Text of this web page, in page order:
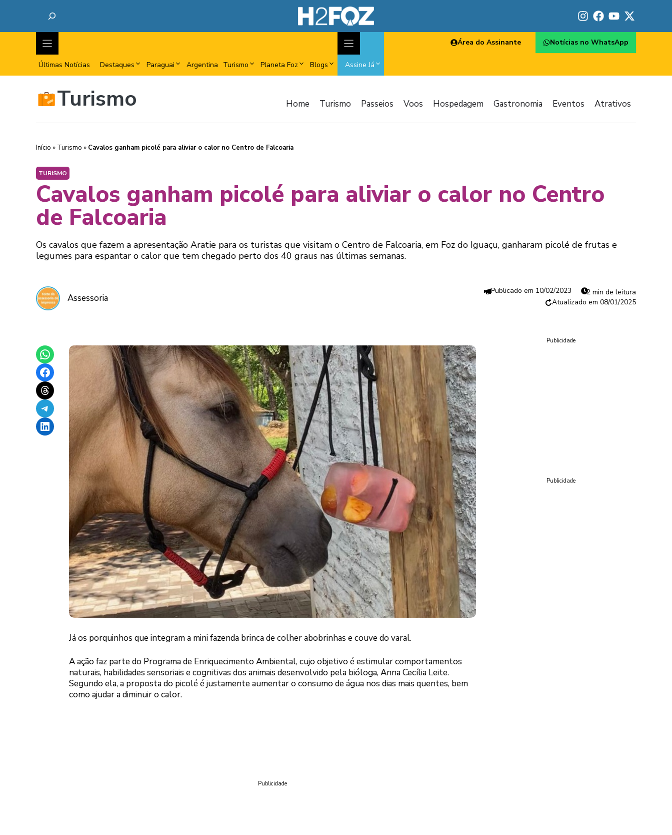
Últimas Notícias Destaques Paraguai Argentina Turismo Planeta Foz Blogs Assine Já
Área do Assinante Notícias no WhatsApp
Turismo Home Turismo Passeios Voos Hospedagem Gastronomia Eventos Atrativos
Início » Turismo » Cavalos ganham picolé para aliviar o calor no Centro de Falcoaria
TURISMO
Cavalos ganham picolé para aliviar o calor no Centro
de Falcoaria
Os cavalos que fazem a apresentação Aratie para os turistas que visitam o Centro de Falcoaria, em Foz do Iguaçu, ganharam picolé de frutas e
legumes para espantar o calor que tem chegado perto dos 40 graus nas últimas semanas.
Assessoria
10/02/2023
2 min de leitura
08/01/2025
Share on WhatsApp
Share on Facebook
Share on Threads
Share on Telegram
Share on LinkedIn
Já os porquinhos que integram a mini fazenda brinca de colher abobrinhas e couve do varal.
A ação faz parte do Programa de Enriquecimento Ambiental, cujo objetivo é estimular comportamentos
naturais, habilidades sensoriais e cognitivas dos animais desenvolvido pela bióloga, Anna Cecília Leite.
Segundo ela, a proposta do picolé é justamente aumentar o consumo de água nos dias mais quentes, bem
como ajudar a diminuir o calor.
Publicidade
Publicidade
Publicidade